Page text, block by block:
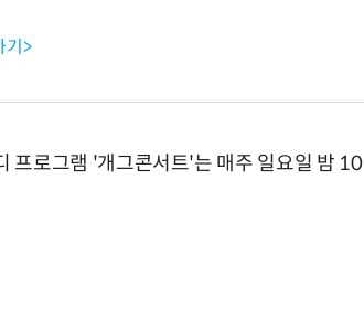
기>
프로그램 '개그콘서트'는 매주 일요일 밤 10